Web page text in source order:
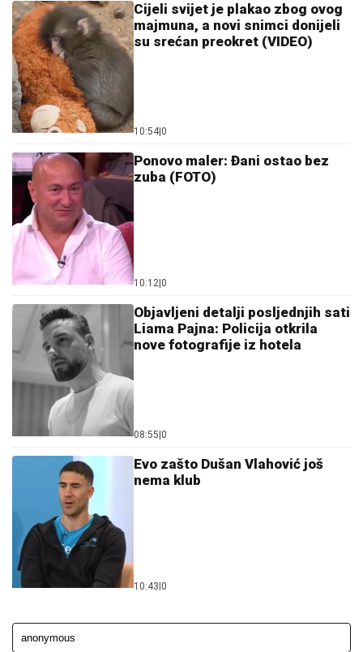
Cijeli svijet je plakao zbog ovog
majmuna, a novi snimci donijeli
su srećan preokret (VIDEO)
10:54 0
Ponovo maler: Đani ostao bez
zuba (FOTO)
10:12 0
Objavljeni detalji posljednjih sati
Liama Pajna: Policija otkrila
nove fotografije iz hotela
08:55 0
Evo zašto Dušan Vlahović još
nema klub
10:43 0